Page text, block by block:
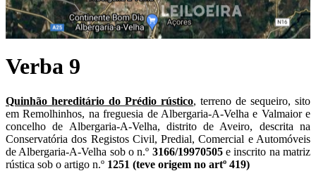
Verba 9
Quinhão hereditário do Prédio rústico, terreno de sequeiro, sito
em Remolhinhos, na freguesia de Albergaria-A-Velha e Valmaior e
concelho de Albergaria-A-Velha, distrito de Aveiro, descrita na
Conservatória dos Registos Civil, Predial, Comercial e Automóveis
de Albergaria-A-Velha sob o n.º 3166/19970505e inscrito na matriz
rústica sob o artigo n.º 1251 (teve origem no artº 419)